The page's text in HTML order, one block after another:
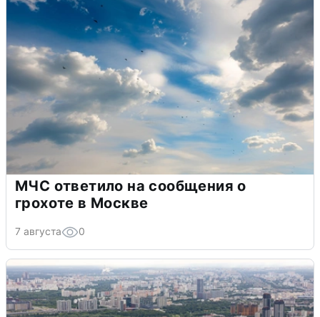
МЧС ответило на сообщения о
грохоте в Москве
7 августа 0